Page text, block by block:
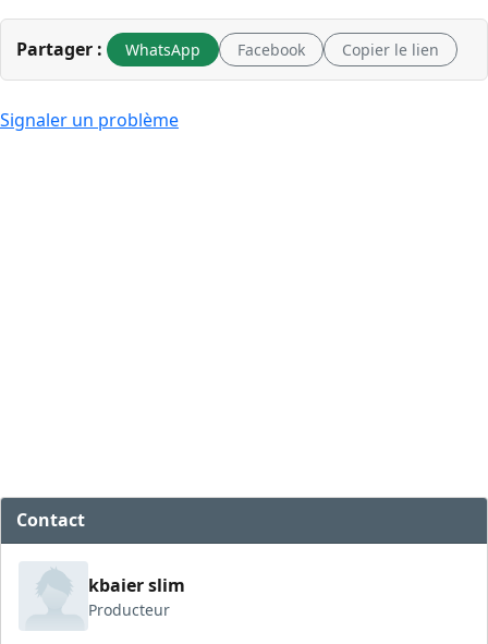
Partager : WhatsApp Facebook Copier le lien
Signaler un problème
Contact
kbaier slim
Producteur